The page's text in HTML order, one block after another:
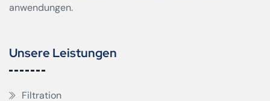
anwendungen.
Unsere Leistungen
Filtration